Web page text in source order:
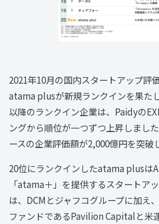
2021年10月の国内スタートアップ評
atama plusが新規ランクインを果た
以降のランクイン企業は、Paidyの
ングから順位が一つずつ上昇しまし
ースの企業評価額が2,000億円を突破
20位にランクインしたatama plusは
「atama＋」を提供するスタートア
は、DCMとジャフコグループに加え
ファンドであるPavilion Capitalと米